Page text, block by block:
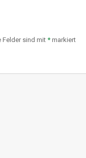
Felder sind mit* markiert